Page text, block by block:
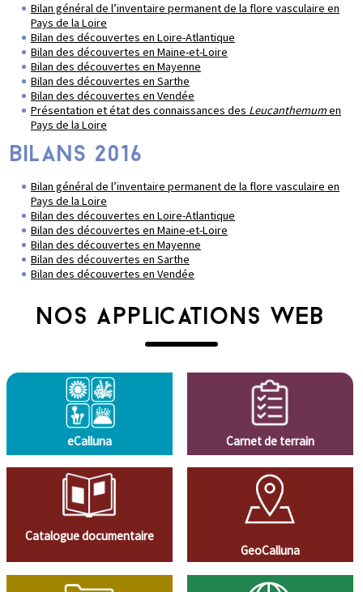
Bilan général de l’inventaire permanent de la flore vasculaire en
Pays de la Loire
Bilan des découvertes en Loire-Atlantique
Bilan des découvertes en Maine-et-Loire
Bilan des découvertes en Mayenne
Bilan des découvertes en Sarthe
Bilan des découvertes en Vendée
Présentation et état des connaissances des Leucanthemumen
Pays de la Loire
BILANS 2016
Bilan général de l’inventaire permanent de la flore vasculaire en
Pays de la Loire
Bilan des découvertes en Loire-Atlantique
Bilan des découvertes en Maine-et-Loire
Bilan des découvertes en Mayenne
Bilan des découvertes en Sarthe
Bilan des découvertes en Vendée
NOS APPLICATIONS WEB
eCalluna Carnet de terrain
Catalogue documentaire
GeoCalluna